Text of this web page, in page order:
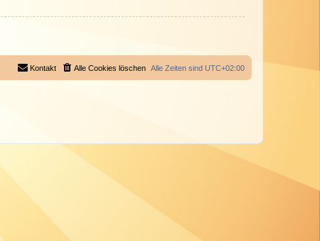
Alle Zeiten sind UTC+02:00
Alle Cookies löschen
Kontakt